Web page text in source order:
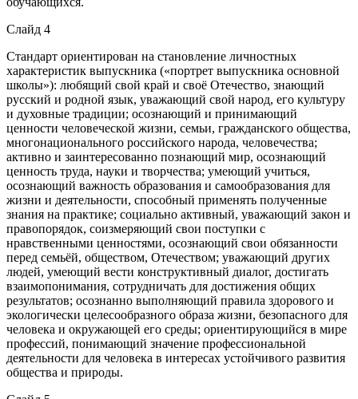
Слайд 4
Стандарт ориентирован на становление личностных
характеристик выпускника («портрет выпускника основной
школы»): любящий свой край и своё Отечество, знающий
русский и родной язык, уважающий свой народ, его культуру
и духовные традиции; осознающий и принимающий
ценности человеческой жизни, семьи, гражданского общества,
многонационального российского народа, человечества;
активно и заинтересованно познающий мир, осознающий
ценность труда, науки и творчества; умеющий учиться,
осознающий важность образования и самообразования для
жизни и деятельности, способный применять полученные
знания на практике; социально активный, уважающий закон и
правопорядок, соизмеряющий свои поступки с
нравственными ценностями, осознающий свои обязанности
перед семьёй, обществом, Отечеством; уважающий других
людей, умеющий вести конструктивный диалог, достигать
взаимопонимания, сотрудничать для достижения общих
результатов; осознанно выполняющий правила здорового и
экологически целесообразного образа жизни, безопасного для
человека и окружающей его среды; ориентирующийся в мире
профессий, понимающий значение профессиональной
деятельности для человека в интересах устойчивого развития
общества и природы.